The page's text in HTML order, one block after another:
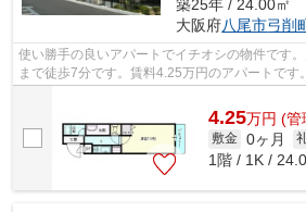
築25年 / 24.00㎡
大阪府八尾市弓削
使い勝手の良いアパートでイチオシの物件です
まで徒歩7分です。賃料4.25万円のアパートです
4.25万円 (管
敷金 0ヶ月
1階 / 1K /